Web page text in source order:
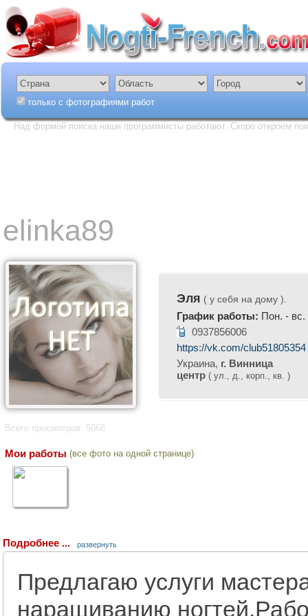
только с фотографиями работ
Над формой поиска наши программисты работают. Скоро откроем
elinka89
Всего просмотров: 5068
Эля ( у себя на дому ).
График работы: Пон. - вс.
0937856006
https://vk.com/club51805354
Украина, г. Винница
центр ( ул., д., корп., кв. )
Мои работы (все фото на одной странице)
Подробнее ... развернуть
Предлагаю услуги
наращиванию